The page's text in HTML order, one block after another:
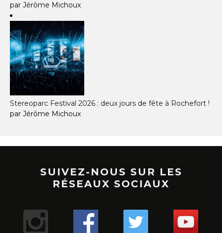
par Jérôme Michoux
Stereoparc Festival 2026 : deux jours de fête à Rochefort !
par Jérôme Michoux
SUIVEZ-NOUS SUR LES
RÉSEAUX SOCIAUX